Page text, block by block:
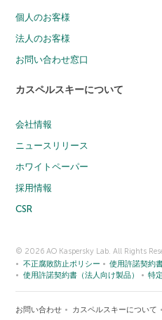
個人のお客様
法人のお客様
お問い合わせ窓口
カスペルスキーについて
会社情報
ニュースリリース
ホワイトペーパー
採用情報
CSR
© 2026 AO Kaspersky Lab. All Rights
不正腐敗防止ポリシー
使用許諾契約
使用許諾契約書（法人向け製品）
特
お問い合わせ カスペルスキーについて